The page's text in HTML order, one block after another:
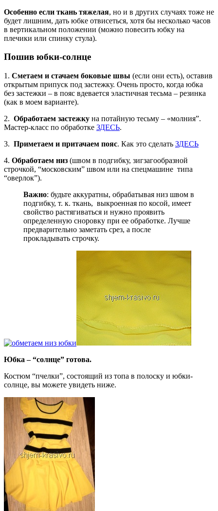
Особенно если ткань тяжелая, но и в других случаях тоже не
будет лишним, дать юбке отвисеться, хотя бы несколько часов
в вертикальном положении (можно повесить юбку на
плечики или спинку стула).
Пошив юбки-солнце
1. Сметаем и стачаем боковые швы (если они есть), оставив
открытым припуск под застежку. Очень просто, когда юбка
без застежки – в пояс вдевается эластичная тесьма – резинка
(как в моем варианте).
2. Обработаем застежку на потайную тесьму – «молния”.
Мастер-класс по обработке ЗДЕСЬ.
3. Приметаем и притачаем пояс. Как это сделать ЗДЕСЬ
4. Обработаем низ (швом в подгибку, зигзагообразной
строчкой, “московским” швом или на спецмашине типа
“оверлок”).
Важно: будьте аккуратны, обрабатывая низ швом в
подгибку, т. к. ткань, выкроенная по косой, имеет
свойство растягиваться и нужно проявить
определенную сноровку при ее обработке. Лучше
предварительно заметать срез, а после
прокладывать строчку.
Юбка – “солнце” готова.
Костюм “пчелки”, состоящий из топа в полоску и юбки-
солнце, вы можете увидеть ниже.